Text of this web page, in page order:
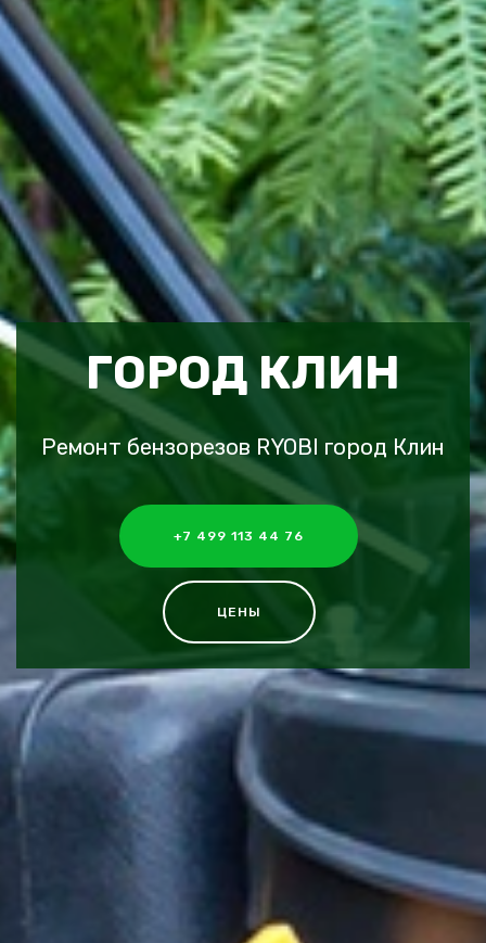
ГОРОД КЛИН
Ремонт бензорезов RYOBI город Клин
+7 499 113 44 76
ЦЕНЫ